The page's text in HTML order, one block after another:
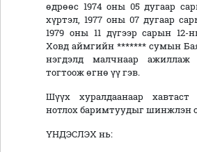
өдрөөс 1974 оны 05 дугаар
хүртэл, 1977 оны 07 дугаар
1979 оны 11 дүгээр сарын 12-
Ховд аймгийн ******* сумын
нэгдэлд малчнаар ажиллаж
тогтоож өгнө үү гэв.
Шүүх хуралдаанаар хавтаст
нотлох баримтуудыг шинжлэн
ҮНДЭСЛЭХ нь: